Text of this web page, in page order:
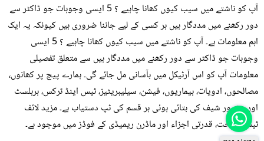
آپ کو ناشتے میں سیب کیوں کھانا چاہیے ؟ 5 ایسی وجوہات جو ڈاکٹر سے
دور رکھنے میں مددگار ہیں ہر کسی کے لیے جاننا ضروری ہیں کیونکہ یہ ایک
اہم معلومات ہے۔ آپ کو ناشتے میں سیب کیوں کھانا چاہیے ؟ 5 ایسی
وجوہات جو ڈاکٹر سے دور رکھنے میں مددگار ہیں سے متعلق تفصیلی
معلومات آپ کو اس آرٹیکل میں بآسانی مل جائے گی۔ ہمارے پیج پر کھانوں،
مصالحوں، ادویات، بیماریوں، فیشن، سیلیبریٹیز، ٹپس اینڈ ٹرکس، ہربلسٹ
اور مشہور شیف کی بتائی ہوئی ہر قسم کی ٹپ دستیاب ہے۔ مزید لائف
ٹپس، صحت، قدرتی اجزاء اور ماڈرن ریمیڈی کے فوڈز میں موجود ہے۔